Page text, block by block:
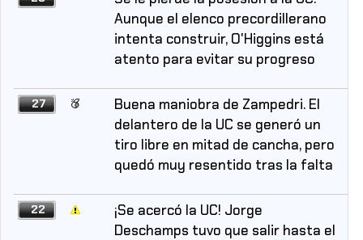
Aunque el elenco precordillerano
intenta construir, O'Higgins está
atento para evitar su progreso
27
Buena maniobra de Zampedri. El
delantero de la UC se generó un
tiro libre en mitad de cancha, pero
quedó muy resentido tras la falta
22
¡Se acercó la UC! Jorge
Deschamps tuvo que salir hasta el